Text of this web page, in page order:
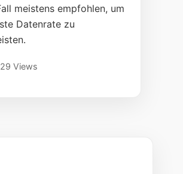
meistens empfohlen, um
Datenrate zu
Views